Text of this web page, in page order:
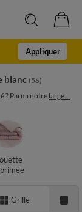
Appliquer
blanc (56)
? Parmi notre large...
Grille